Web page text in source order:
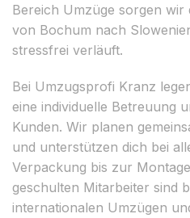
Bereich Umzüge sorgen wir
von Bochum nach
stressfrei verläuft.
Bei Umzugsprofi Kranz
eine individuelle Betreuung
Kunden. Wir planen
und unterstützen dich bei
Verpackung bis zur
geschulten Mitarbeiter sind
internationalen Umzügen